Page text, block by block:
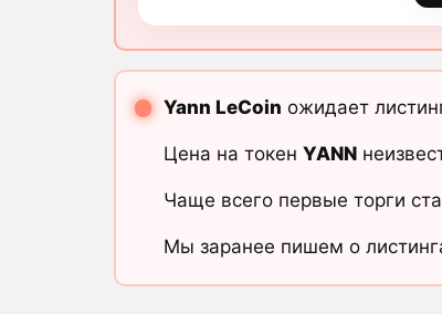
Yann LeCoin ожидает
Цена на токен YANN
Чаще всего первые торги
Мы заранее пишем о